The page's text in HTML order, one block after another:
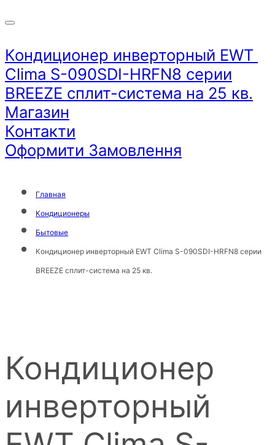
Кондиционер инверторный EWT ​​
Clima S-090SDI-HRFN8 серии
BREEZE сплит-система на 25 кв.
Магазин
Контакти
Оформити Замовлення
Главная
Кондиционеры
Бытовые
Кондиционер инверторный EWT ​​Clima S-090SDI-HRFN8 серии
BREEZE сплит-система на 25 кв.
Кондиционер
инверторный